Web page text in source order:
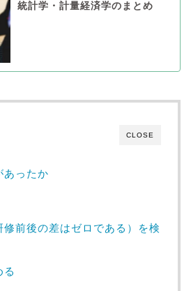
統計学・計量経済学のまとめ
CLOSE
あったか
修前後の差はゼロである）を検
る